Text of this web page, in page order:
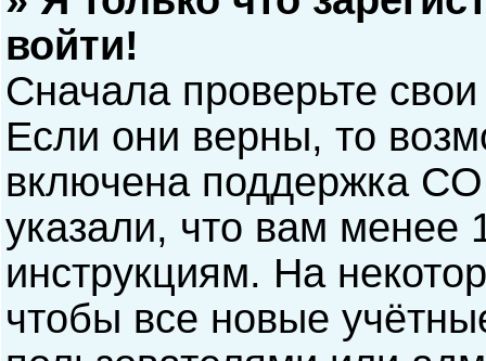
войти!
Сначала проверьте
Если они верны, то
включена поддержка
указали, что вам менее
инструкциям. На
чтобы все новые